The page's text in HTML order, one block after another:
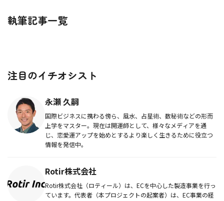
執筆記事一覧
注目のイチオシスト
永瀬 久嗣
国際ビジネスに携わる傍ら、風水、占星術、数秘術などの形而
上学をマスター。現在は開運師として、様々なメディアを通
じ、恋愛運アップを始めとするより楽しく生きるために役立つ
情報を発信中。
Rotir株式会社
Rotir株式会社（ロティール）は、ECを中心した製造事業を行っ
ています。代表者（本プロジェクトの起案者）は、EC事業の経